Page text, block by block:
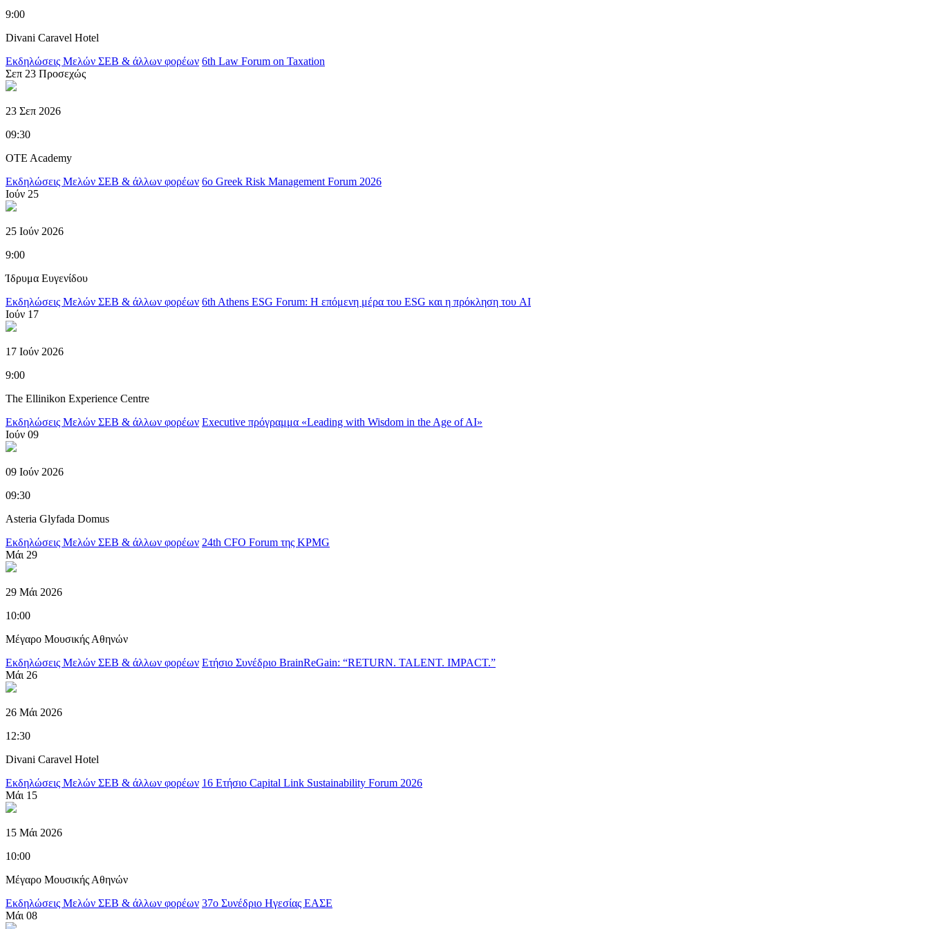
9:00
Divani Caravel Hotel
Εκδηλώσεις Μελών ΣΕΒ & άλλων φορέων 6th Law Forum on Taxation
Σεπ 23 Προσεχώς
23 Σεπ 2026
09:30
OTE Academy
Εκδηλώσεις Μελών ΣΕΒ & άλλων φορέων 6o Greek Risk Management Forum 2026
Ιούν 25
25 Ιούν 2026
9:00
Ίδρυμα Ευγενίδου
Εκδηλώσεις Μελών ΣΕΒ & άλλων φορέων 6th Athens ESG Forum: Η επόμενη μέρα του ESG και η πρόκληση του AI
Ιούν 17
17 Ιούν 2026
9:00
The Ellinikon Experience Centre
Εκδηλώσεις Μελών ΣΕΒ & άλλων φορέων Executive πρόγραμμα «Leading with Wisdom in the Age of AI»
Ιούν 09
09 Ιούν 2026
09:30
Asteria Glyfada Domus
Εκδηλώσεις Μελών ΣΕΒ & άλλων φορέων 24th CFO Forum της KPMG
Μάι 29
29 Μάι 2026
10:00
Μέγαρο Μουσικής Αθηνών
Εκδηλώσεις Μελών ΣΕΒ & άλλων φορέων Ετήσιο Συνέδριο BrainReGain: “RETURN. TALENT. IMPACT.”
Μάι 26
26 Μάι 2026
12:30
Divani Caravel Hotel
Εκδηλώσεις Μελών ΣΕΒ & άλλων φορέων 16 Ετήσιο Capital Link Sustainability Forum 2026
Μάι 15
15 Μάι 2026
10:00
Μέγαρο Μουσικής Αθηνών
Εκδηλώσεις Μελών ΣΕΒ & άλλων φορέων 37ο Συνέδριο Ηγεσίας ΕΑΣΕ
Μάι 08